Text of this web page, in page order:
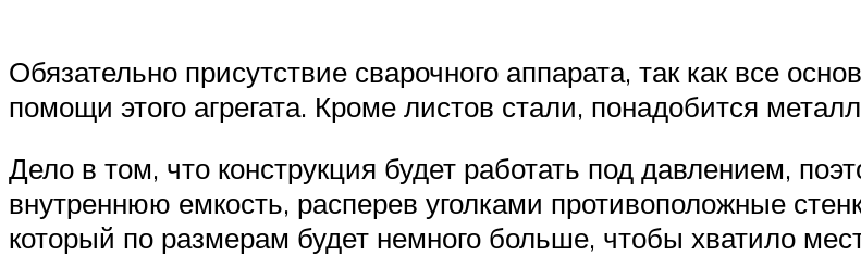
Обязательно присутствие сварочного аппарата, так как все
помощи этого агрегата. Кроме листов стали, понадобится
Дело в том, что конструкция будет работать под давлением,
внутреннюю емкость, расперев уголками противоположные
который по размерам будет немного больше, чтобы хватило